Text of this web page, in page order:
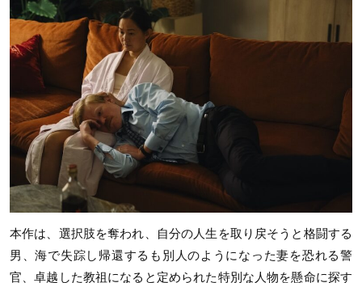
本作は、選択肢を奪われ、自分の人生を取り戻そうと格闘する
男、海で失踪し帰還するも別人のようになった妻を恐れる警
官、卓越した教祖になると定められた特別な人物を懸命に探す